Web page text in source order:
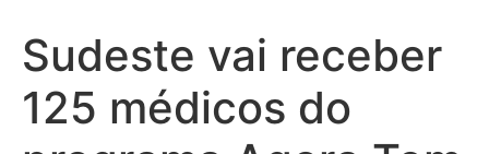
Sudeste vai receber
125 médicos do